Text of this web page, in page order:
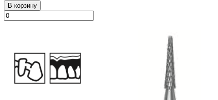
В корзину